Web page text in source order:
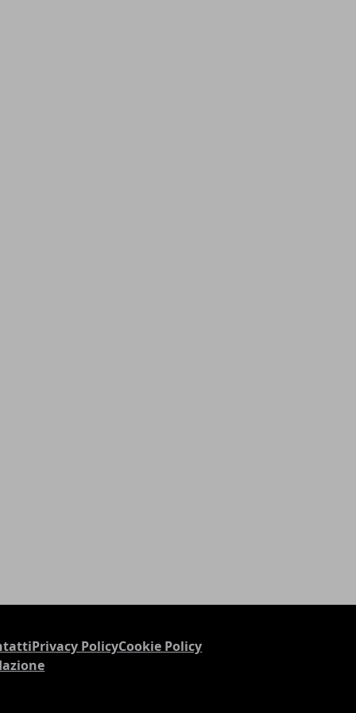
Privacy PolicyCookie Policy